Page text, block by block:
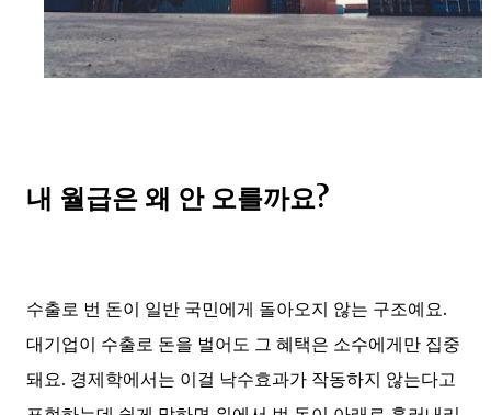
내 월급은 왜 안 오를까요?
수출로 번 돈이 일반 국민에게 돌아오지 않는 구조예요.
대기업이 수출로 돈을 벌어도 그 혜택은 소수에게만 집중
돼요. 경제학에서는 이걸 낙수효과가 작동하지 않는다고